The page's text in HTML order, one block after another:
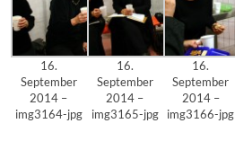
16.
September
2014 –
img3164-jpg
16.
September
2014 –
img3165-jpg
16.
September
2014 –
img3166-jpg